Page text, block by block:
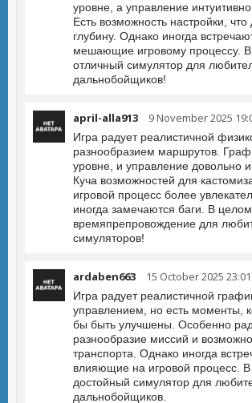
уровне, а управление
Есть возможность настройки, что
глубину. Однако иногда
мешающие игровому процессу. В
отличный симулятор для
дальнобойщиков!
april-alla913 9 November 2025
Игра радует реалистичной
разнообразием маршрутов.
уровне, и управление довольно
Куча возможностей для
игровой процесс более
иногда замечаются баги. В
времяпрепровождение для
симуляторов!
ardaben663 15 October 2025 23:01
Игра радует реалистичной
управлением, но есть моменты,
бы быть улучшены. Особенно
разнообразие миссий и
транспорта. Однако иногда
влияющие на игровой процесс. В
достойный симулятор для
дальнобойщиков.